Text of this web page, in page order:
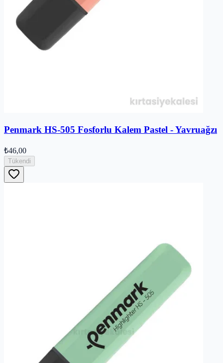
Penmark HS-505 Fosforlu Kalem Pastel - Yavruağzı
₺46,00
Tükendi